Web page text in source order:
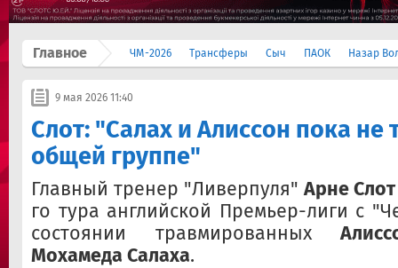
Главное ЧМ-2026 Трансферы Сыч ПАОК Назар
9 мая 2026 11:40
Слот: "Салах и Алиссон пока не
общей группе"
Главный тренер "Ливерпуля"Арне Слот
го тура английской Премьер-лиги с
состоянии травмированных
Мохамеда Салаха.